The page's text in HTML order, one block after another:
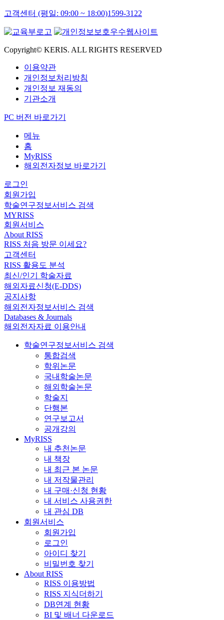
고객센터 (평일: 09:00 ~ 18:00)1599-3122
Copyright© KERIS. ALL RIGHTS RESERVED
이용약관
개인정보처리방침
개인정보 재동의
기관소개
PC 버전 바로가기
메뉴
홈
MyRISS
해외전자정보 바로가기
로그인
회원가입
학술연구정보서비스 검색
MYRISS
회원서비스
About RISS
RISS 처음 방문 이세요?
고객센터
RISS 활용도 분석
최신/인기 학술자료
해외자료신청(E-DDS)
공지사항
해외전자정보서비스 검색
Databases & Journals
해외전자자료 이용안내
학술연구정보서비스 검색
통합검색
학위논문
국내학술논문
해외학술논문
학술지
단행본
연구보고서
공개강의
MyRISS
내 추천논문
내 책장
내 최근 본 논문
내 저작물관리
내 구매·신청 현황
내 서비스 사용권한
내 관심 DB
회원서비스
회원가입
로그인
아이디 찾기
비밀번호 찾기
About RISS
RISS 이용방법
RISS 지식더하기
DB연계 현황
BI 및 배너 다운로드